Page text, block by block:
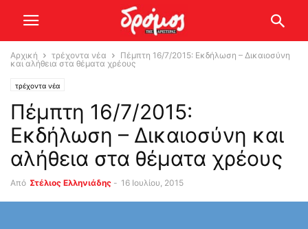
Αρχική τρέχοντα νέα
Πέμπτη 16/7/2015: Εκδήλωση – Δικαιοσύνη
και αλήθεια στα θέματα χρέους
τρέχοντα νέα
Πέμπτη 16/7/2015:
Εκδήλωση – Δικαιοσύνη και
αλήθεια στα θέματα χρέους
Από Στέλιος Ελληνιάδης - 16 Ιουλίου, 2015